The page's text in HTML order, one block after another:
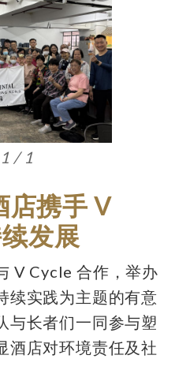
/ 1
店携手 V
发展
V Cycle 合作，举办
续实践为主题的有意
与长者们一同参与塑
酒店对环境责任及社